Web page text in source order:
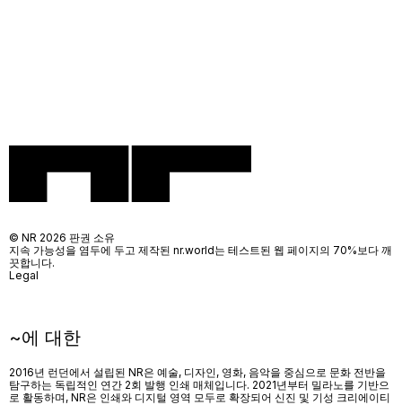
~에 대한
2016년 런던에서 설립된 NR은 예술, 디자인, 영화, 음악을 중심으로 문화 전반을
탐구하는 독립적인 연간 2회 발행 인쇄 매체입니다. 2021년부터 밀라노를 기반으
로 활동하며, NR은 인쇄와 디지털 영역 모두로 확장되어 신진 및 기성 크리에이티
© NR 2026 판권 소유
지속 가능성을 염두에 두고 제작된 nr.world는 테스트된 웹 페이지의 70%보다 깨
끗합니다.
Legal